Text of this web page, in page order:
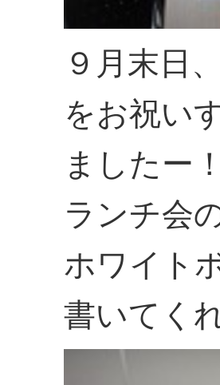
９月末日
をお祝い
ましたー！
ランチ会
ホワイト
書いてく